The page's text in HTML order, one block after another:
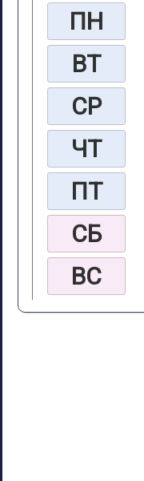
ПН
ВТ
СР
ЧТ
ПТ
СБ
ВС